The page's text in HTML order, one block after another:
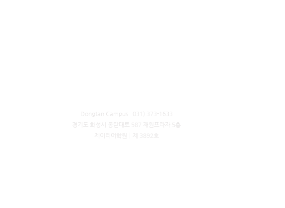
Dongtan Campus 031) 373-1633
​경기도 화성시 동탄대로 587 재원프라자 5층
제이리어학원│제 3892호